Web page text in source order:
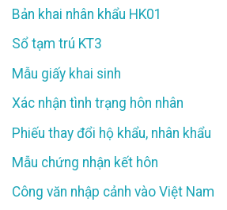
Bản khai nhân khẩu HK01
Sổ tạm trú KT3
Mẫu giấy khai sinh
Xác nhận tình trạng hôn nhân
Phiếu thay đổi hộ khẩu, nhân khẩu
Mẫu chứng nhận kết hôn
Công văn nhập cảnh vào Việt Nam